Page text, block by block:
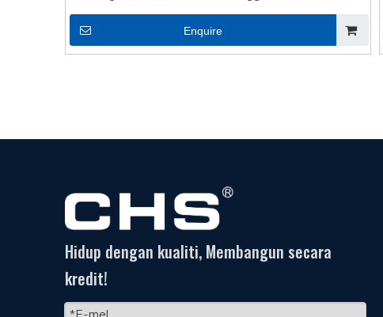
Perindustrian
Enquire
Hidup dengan kualiti, Membangun secara
kredit!